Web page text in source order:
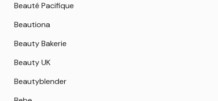
Beauté Pacifique
Beautiona
Beauty Bakerie
Beauty UK
Beautyblender